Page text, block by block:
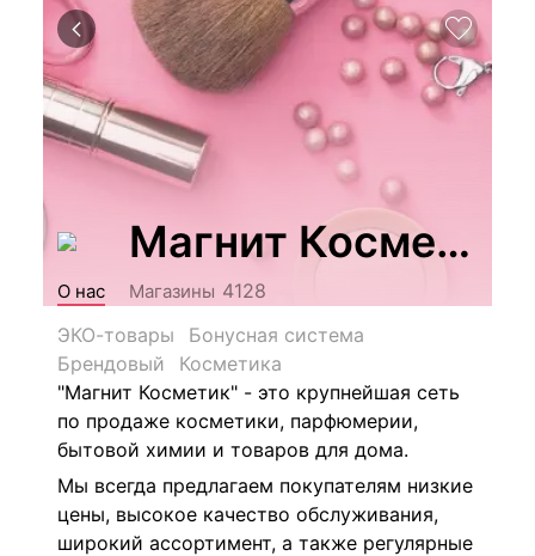
Магнит Косметик
О нас Магазины 4128
ЭКО-товары
Бонусная система
Брендовый
Косметика
"Магнит Косметик" - это крупнейшая сеть
по продаже косметики, парфюмерии,
бытовой химии и товаров для дома.
Мы всегда предлагаем покупателям низкие
цены, высокое качество обслуживания,
широкий ассортимент, а также регулярные